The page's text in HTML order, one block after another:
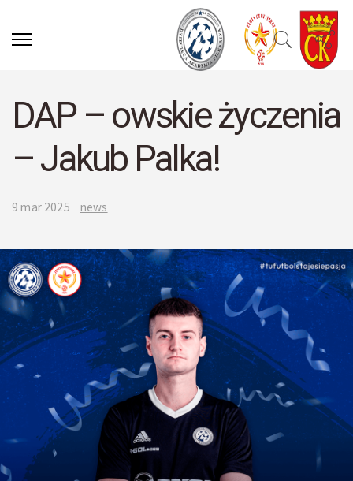
DAP – owskie życzenia
– Jakub Palka!
9 mar 2025 news